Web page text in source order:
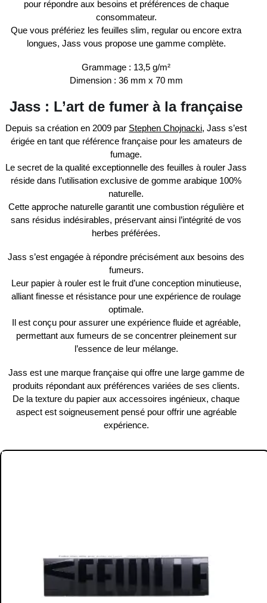
pour répondre aux besoins et préférences de chaque
consommateur.
Que vous préfériez les feuillesslim, regular ou encoreextra
longues, Jass vous propose une gamme complète.
Grammage : 13,5 g/m²
Dimension: 36 mm x 70 mm
Jass : L’art de fumer à la française
Depuis sa création en 2009 par Stephen Chojnacki,Jass s’est
érigée en tant que référence françaisepour les amateurs de
fumage.
Le secret de la qualité exceptionnelle des feuilles à roulerJass
réside dans l’utilisation exclusive degomme arabique 100%
naturelle.
Cette approche naturelle garantit une combustion régulière et
sans résidus indésirables, préservant ainsi l’intégrité de vos
herbes préférées.
Jass s’est engagée à répondre précisément aux besoins des
fumeurs.
Leur papier à roulerest le fruit d’une conception minutieuse,
alliantfinesse et résistance pour une expérience de roulage
optimale.
Il est conçu pour assurer une expérience fluide et agréable,
permettant aux fumeurs de se concentrer pleinement sur
l’essence de leur mélange.
Jass est une marque françaisequi offre une large gamme de
produits répondant aux préférences variées de ses clients.
De latexture du papier auxaccessoires ingénieux, chaque
aspect est soigneusement pensé pour offrir une agréable
expérience.